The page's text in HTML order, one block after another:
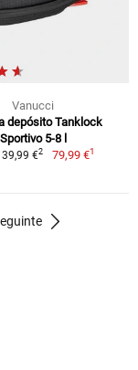
Vanucci
depósito Tanklock
Sportivo 5-8 l
€2 79,99 €1